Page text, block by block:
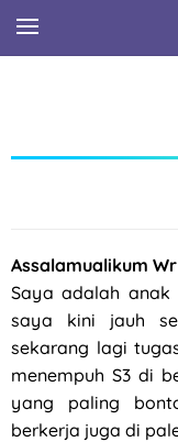
Assalamualikum
Saya adalah
saya kini jauh
sekarang lagi
menempuh S3 di
yang paling
berkerja juga di